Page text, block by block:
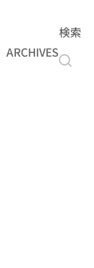
ARCHIVES
検索